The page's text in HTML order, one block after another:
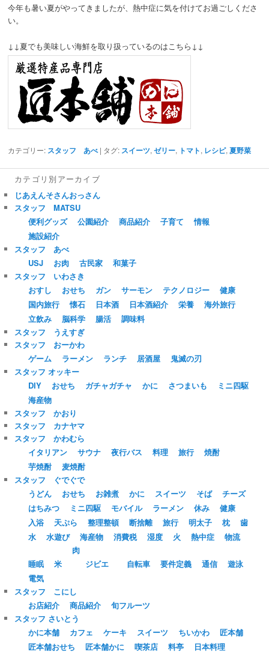
今年も暑い夏がやってきましたが、熱中症に気を付けてお過ごしくださ
い。
↓↓夏でも美味しい海鮮を取り扱っているのはこちら↓↓
カテゴリー: スタッフ あべ| タグ: スイーツ,ゼリー, トマト, レシピ,夏野菜
カテゴリ別アーカイブ
じあえんそさんおっさん
スタッフ MATSU
便利グッズ
公園紹介 商品紹介 子育て
情報
施設紹介
スタッフ あべ
USJ
お肉 古民家
和菓子
スタッフ いわさき
おすし
おせち ガン サーモン テクノロジー
健康
国内旅行
懐石 日本酒 日本酒紹介 栄養
海外旅行
立飲み
脳科学 腸活
調味料
スタッフ うえすぎ
スタッフ おーかわ
ゲーム
ラーメン ランチ 居酒屋
鬼滅の刃
スタッフ オッキー
DIY
おせち ガチャガチャ かに さつまいも
ミニ四駆
海産物
スタッフ かおり
スタッフ カナヤマ
スタッフ かわむら
イタリアン
サウナ 夜行バス 料理 旅行
焼酎
芋焼酎
麦焼酎
スタッフ ぐでぐで
うどん
おせち お雑煮 かに スイーツ そば
チーズ
はちみつ
ミニ四駆 モバイル ラーメン 休み
健康
入浴
天ぷら 整理整頓 断捨離 旅行 明太子 枕
歯
水
水遊び 海産物 消費税 湿度 火 熱中症 物流
睡眠 米
肉
ジビエ
自転車 要件定義 通信
遊泳
電気
スタッフ こにし
お店紹介
商品紹介
旬フルーツ
スタッフ さいとう
かに本舗
カフェ ケーキ スイーツ ちいかわ
匠本舗
匠本舗おせち
匠本舗かに 喫茶店 料亭
日本料理